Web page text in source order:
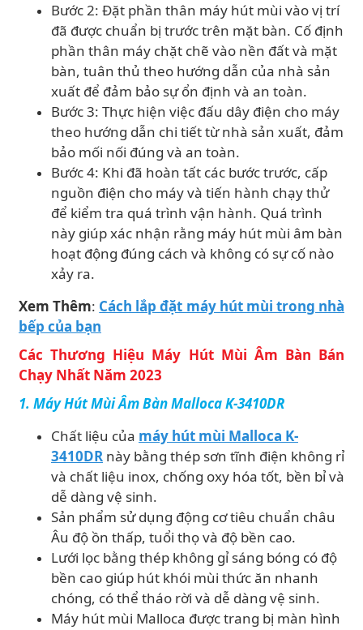
Bước 2: Đặt phần thân máy hút mùi vào vị trí
đã được chuẩn bị trước trên mặt bàn. Cố định
phần thân máy chặt chẽ vào nền đất và mặt
bàn, tuân thủ theo hướng dẫn của nhà sản
xuất để đảm bảo sự ổn định và an toàn.
Bước 3: Thực hiện việc đấu dây điện cho máy
theo hướng dẫn chi tiết từ nhà sản xuất, đảm
bảo mối nối đúng và an toàn.
Bước 4: Khi đã hoàn tất các bước trước, cấp
nguồn điện cho máy và tiến hành chạy thử
để kiểm tra quá trình vận hành. Quá trình
này giúp xác nhận rằng máy hút mùi âm bàn
hoạt động đúng cách và không có sự cố nào
xảy ra.
Xem Thêm: Cách lắp đặt máy hút mùi trong nhà
bếp của bạn
Các Thương Hiệu Máy Hút Mùi Âm Bàn Bán
Chạy Nhất Năm 2023
1. Máy Hút Mùi Âm Bàn Malloca K-3410DR
Chất liệu của máy hút mùi Malloca K-
3410DR này bằng thép sơn tĩnh điện không rỉ
và chất liệu inox, chống oxy hóa tốt, bền bỉ và
dễ dàng vệ sinh.
Sản phẩm sử dụng động cơ tiêu chuẩn châu
Âu độ ồn thấp, tuổi thọ và độ bền cao.
Lưới lọc bằng thép không gỉ sáng bóng có độ
bền cao giúp hút khói mùi thức ăn nhanh
chóng, có thể tháo rời và dễ dàng vệ sinh.
Máy hút mùi Malloca được trang bị màn hình